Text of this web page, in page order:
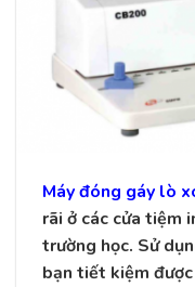
Máy đóng gáy lò
rãi ở các cửa tiệm
trường học. Sử
bạn tiết kiệm